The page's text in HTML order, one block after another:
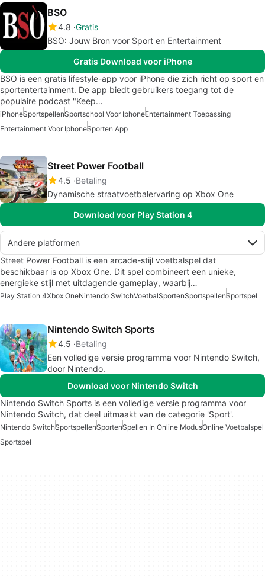
BSO
4.8 Gratis
BSO: Jouw Bron voor Sport en Entertainment
Gratis Download voor iPhone
BSO is een gratis lifestyle-app voor iPhone die zich richt op sport en
sportentertainment. De app biedt gebruikers toegang tot de
populaire podcast "Keep…
iPhoneSportspellenSportschool Voor IphoneEntertainment Toepassing
Entertainment Voor IphoneSporten App
Street Power Football
4.5 Betaling
Dynamische straatvoetbalervaring op Xbox One
Download voor Play Station 4
Andere platformen
Street Power Football is een arcade-stijl voetbalspel dat
beschikbaar is op Xbox One. Dit spel combineert een unieke,
energieke stijl met uitdagende gameplay, waarbij…
Play Station 4Xbox OneNintendo SwitchVoetbalSportenSportspellenSportspel
Nintendo Switch Sports
4.5 Betaling
Een volledige versie programma voor Nintendo Switch,
door Nintendo.
Download voor Nintendo Switch
Nintendo Switch Sports is een volledige versie programma voor
Nintendo Switch, dat deel uitmaakt van de categorie 'Sport'.
Nintendo SwitchSportspellenSportenSpellen In Online ModusOnline Voetbalspel
Sportspel